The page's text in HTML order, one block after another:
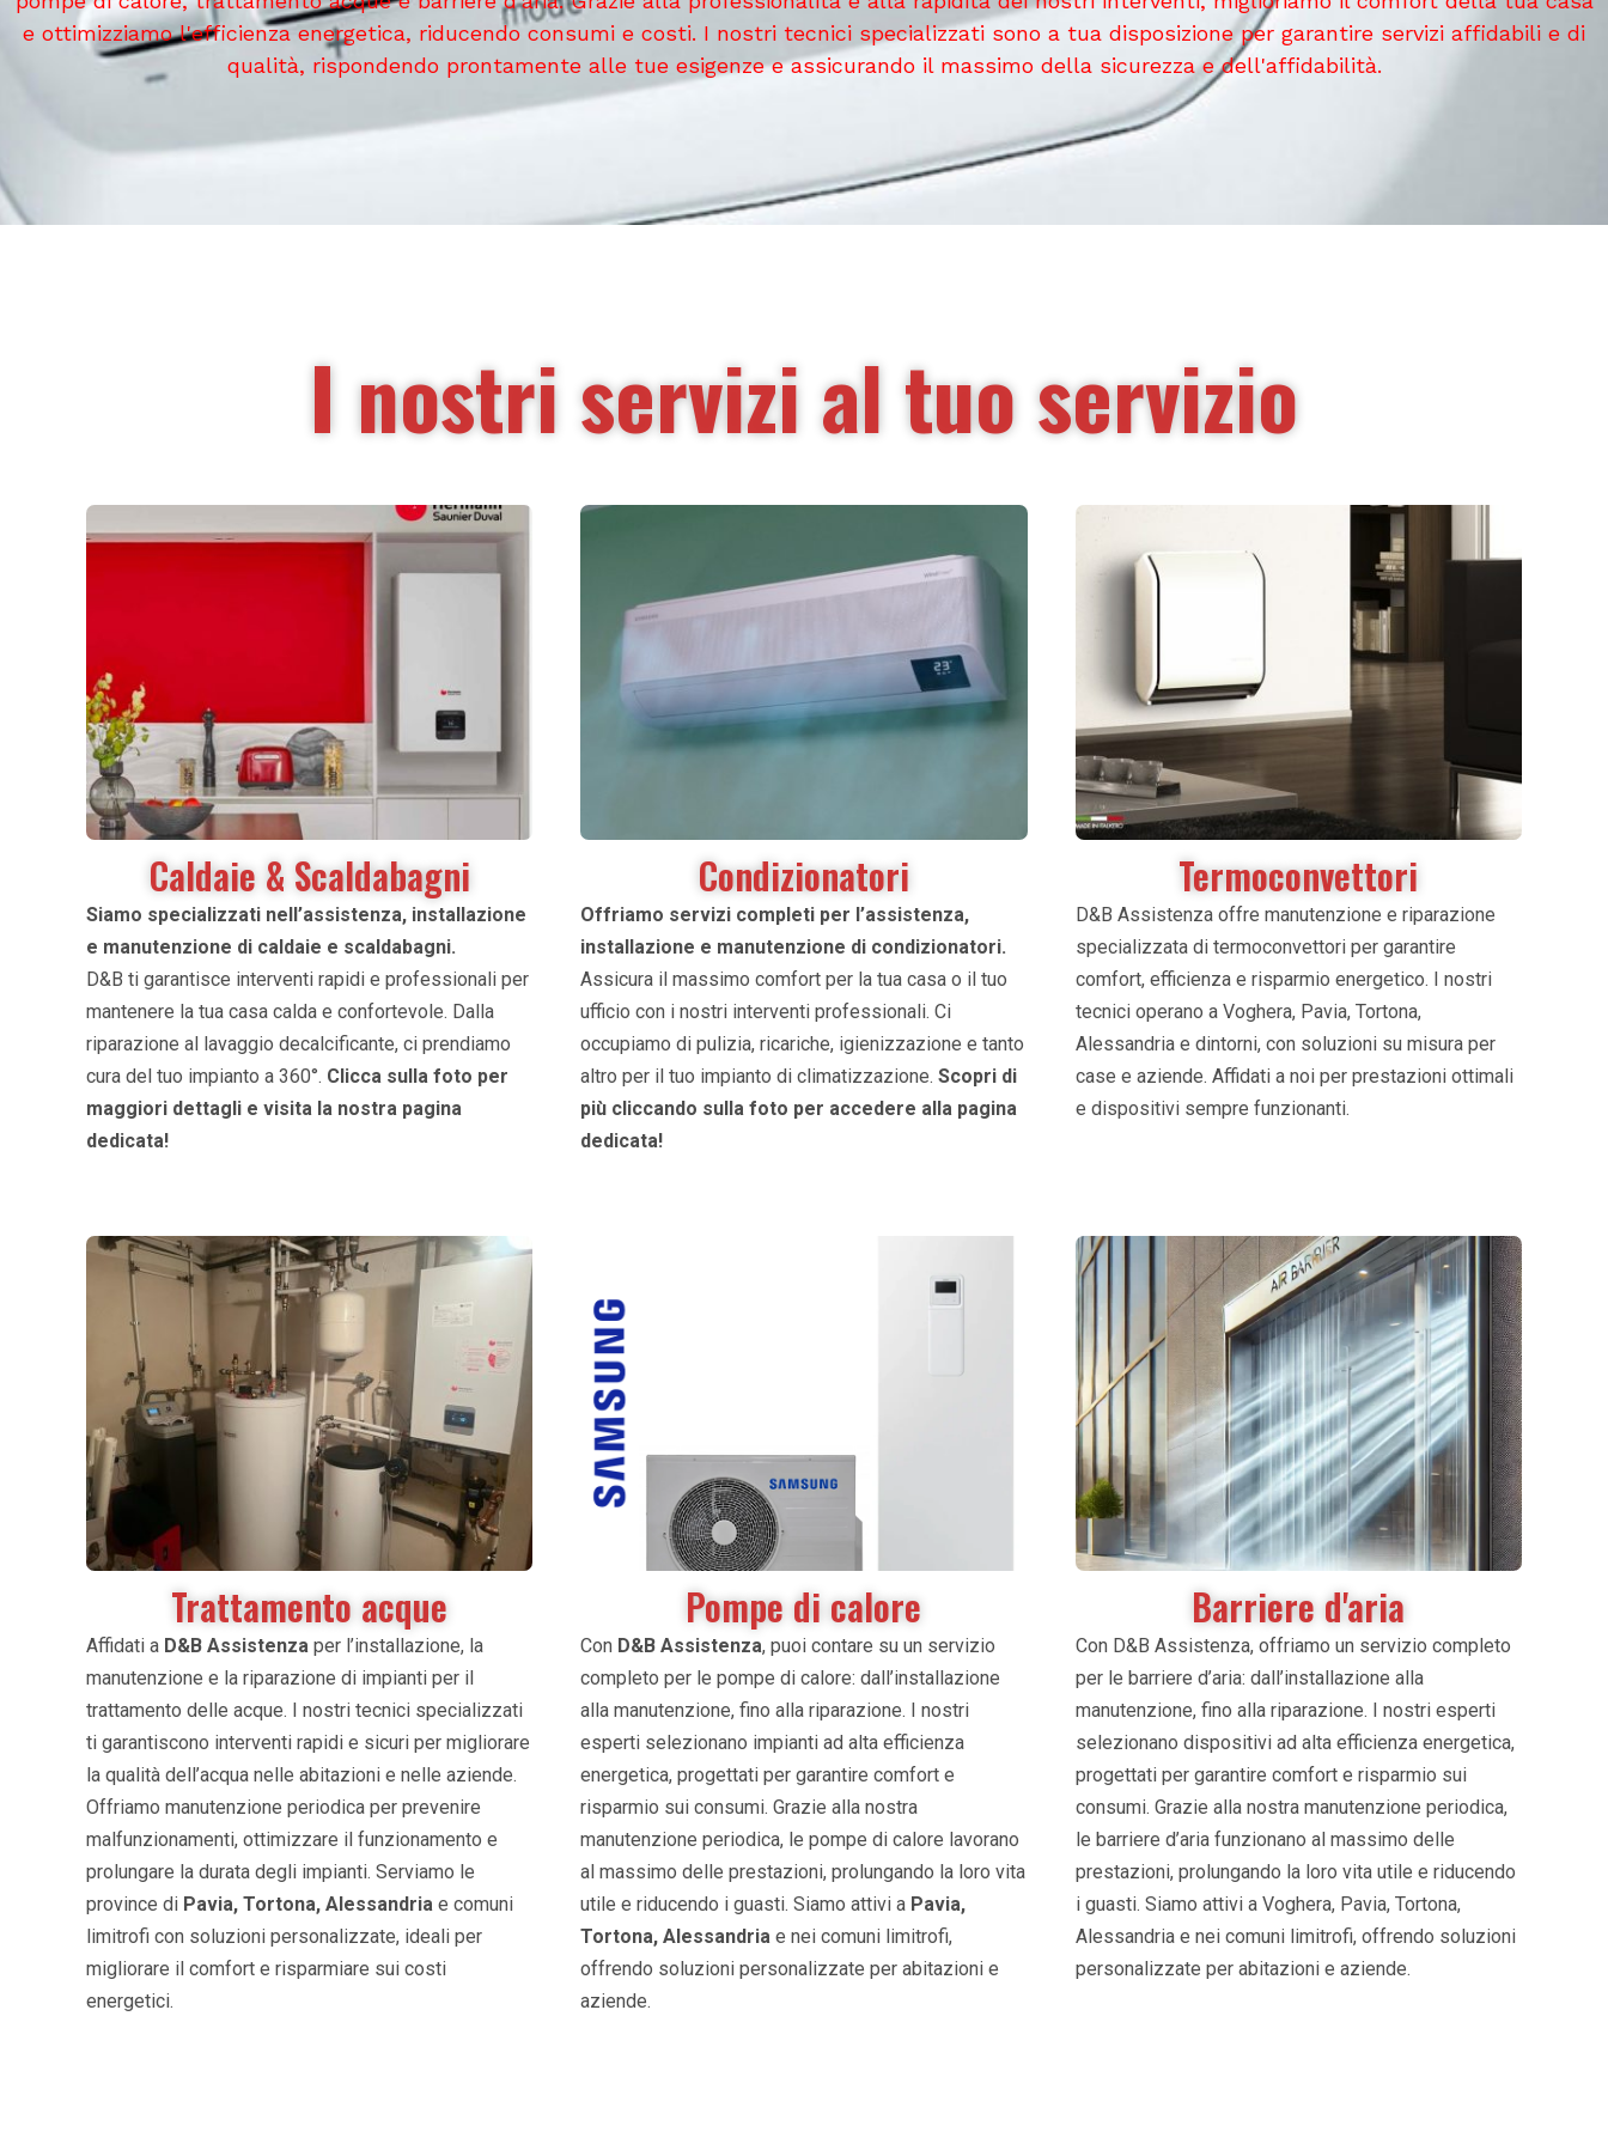
e ottimizziamo l'efficienza energetica, riducendo consumi e costi. I nostri tecnici specializzati sono a tua disposizione per garantire servizi affidabili e di
qualità, rispondendo prontamente alle tue esigenze e assicurando il massimo della sicurezza e dell'affidabilità.
I nostri servizi al tuo servizio
Caldaie & Scaldabagni​
Siamo specializzati nell’assistenza, installazione
e manutenzione di caldaie e scaldabagni.
D&B ti garantisce interventi rapidi e professionali per
mantenere la tua casa calda e confortevole. Dalla
riparazione al lavaggio decalcificante, ci prendiamo
cura del tuo impianto a 360°. Clicca sulla foto per
maggiori dettagli e visita la nostra pagina
dedicata!
Condizionatori
Offriamo servizi completi per l’assistenza,
installazione e manutenzione di condizionatori.
Assicura il massimo comfort per la tua casa o il tuo
ufficio con i nostri interventi professionali. Ci
occupiamo di pulizia, ricariche, igienizzazione e tanto
altro per il tuo impianto di climatizzazione.Scopri di
più cliccando sulla foto per accedere alla pagina
dedicata!
Termoconvettori
D&B Assistenza offre manutenzione e riparazione
specializzata di termoconvettori per garantire
comfort, efficienza e risparmio energetico. I nostri
tecnici operano a Voghera, Pavia, Tortona,
Alessandria e dintorni, con soluzioni su misura per
case e aziende. Affidati a noi per prestazioni ottimali
e dispositivi sempre funzionanti.
Trattamento acque
Affidati a D&B Assistenza per l’installazione, la
manutenzione e la riparazione di impianti per il
trattamento delle acque. I nostri tecnici specializzati
ti garantiscono interventi rapidi e sicuri per migliorare
la qualità dell’acqua nelle abitazioni e nelle aziende.
Offriamo manutenzione periodica per prevenire
malfunzionamenti, ottimizzare il funzionamento e
prolungare la durata degli impianti. Serviamo le
province di Pavia, Tortona, Alessandria e comuni
limitrofi con soluzioni personalizzate, ideali per
migliorare il comfort e risparmiare sui costi
energetici.
Pompe di calore
Con D&B Assistenza, puoi contare su un servizio
completo per le pompe di calore: dall’installazione
alla manutenzione, fino alla riparazione. I nostri
esperti selezionano impianti ad alta efficienza
energetica, progettati per garantire comfort e
risparmio sui consumi. Grazie alla nostra
manutenzione periodica, le pompe di calore lavorano
al massimo delle prestazioni, prolungando la loro vita
utile e riducendo i guasti. Siamo attivi a Pavia,
Tortona, Alessandria e nei comuni limitrofi,
offrendo soluzioni personalizzate per abitazioni e
aziende.
Barriere d'aria
Con D&B Assistenza, offriamo un servizio completo
per le barriere d’aria: dall’installazione alla
manutenzione, fino alla riparazione. I nostri esperti
selezionano dispositivi ad alta efficienza energetica,
progettati per garantire comfort e risparmio sui
consumi. Grazie alla nostra manutenzione periodica,
le barriere d’aria funzionano al massimo delle
prestazioni, prolungando la loro vita utile e riducendo
i guasti. Siamo attivi a Voghera, Pavia, Tortona,
Alessandria e nei comuni limitrofi, offrendo soluzioni
personalizzate per abitazioni e aziende.